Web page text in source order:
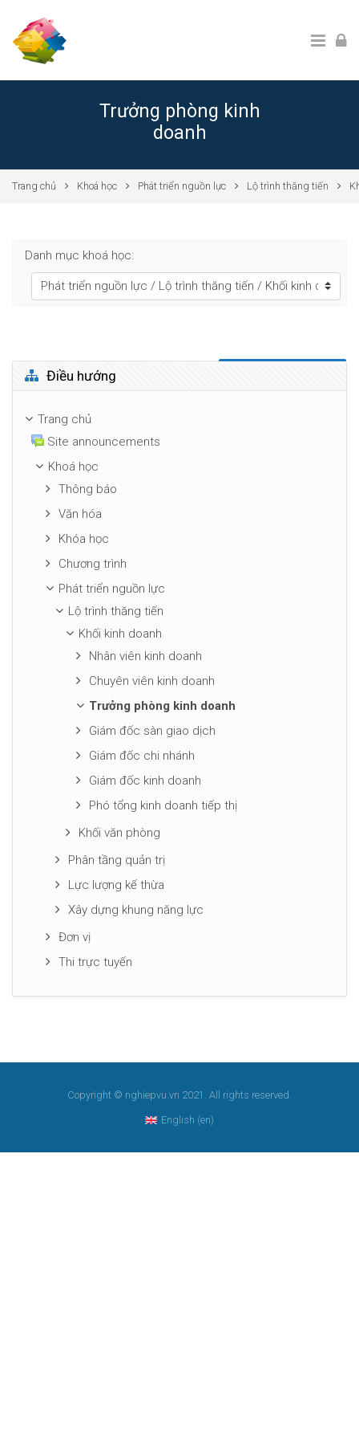
Trưởng phòng kinh
doanh
Trang chủ Khoá học Phát triển nguồn lực Lộ trình thăng tiến
Danh mục khoá học:
Bỏ qua Điều hướng
Điều hướng
Trang chủ
Site announcements
Khoá học
Thông báo
Văn hóa
Khóa học
Chương trình
Phát triển nguồn lực
Lộ trình thăng tiến
Khối kinh doanh
Nhân viên kinh doanh
Chuyên viên kinh doanh
Trưởng phòng kinh doanh
Giám đốc sàn giao dịch
Giám đốc chi nhánh
Giám đốc kinh doanh
Phó tổng kinh doanh tiếp thị
Khối văn phòng
Phân tầng quản trị
Lực lượng kế thừa
Xây dựng khung năng lực
Đơn vị
Thi trực tuyến
Copyright © nghiepvu.vn 2021. All rights reserved.
English ‎(en)‎